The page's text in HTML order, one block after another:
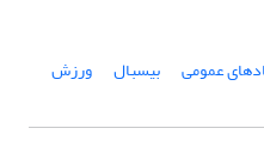
عمومی بیسبال ورزش